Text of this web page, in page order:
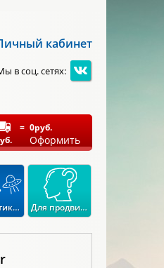
кабинет
в соц. сетях:
= 0руб.
Оформить
По тематикам Для продвинутых